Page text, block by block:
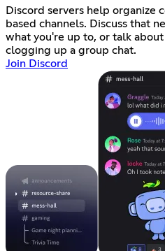
Discord servers help organize
based channels. Discuss that
what you're up to, or talk
clogging up a group chat.
Join Discord